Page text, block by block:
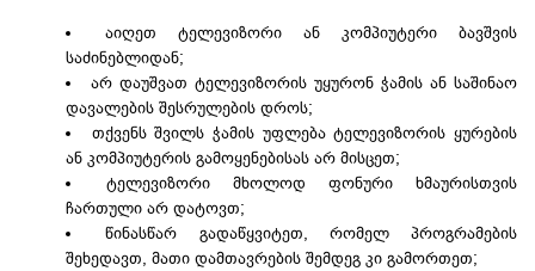
აიღეთ ტელევიზორი ან კომპიუტერი ბავშვის
საძინებლიდან;
არ დაუშვათ ტელევიზორის უყურონ ჭამის ან საშინაო
დავალების შესრულების დროს;
თქვენს შვილს ჭამის უფლება ტელევიზორის ყურების
ან კომპიუტერის გამოყენებისას არ მისცეთ;
ტელევიზორი მხოლოდ ფონური ხმაურისთვის
ჩართული არ დატოვთ;
წინასწარ გადაწყვიტეთ, რომელ პროგრამების
შეხედავთ, მათი დამთავრების შემდეგ კი გამორთეთ;